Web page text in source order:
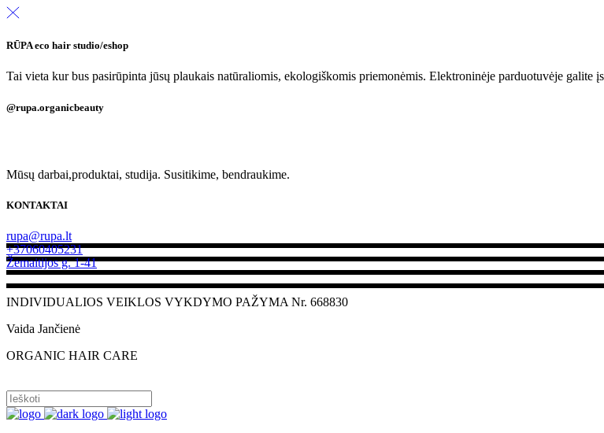
RŪPA eco hair studio/eshop
Tai vieta kur bus pasirūpinta jūsų plaukais natūraliomis, ekologiškomis priemonėmis. Elektroninėje parduotuvėje
@rupa.organicbeauty
Mūsų darbai,produktai, studija. Susitikime, bendraukime.
KONTAKTAI
rupa@rupa.lt
+37060405231
Žemaitijos g. 1-41
INDIVIDUALIOS VEIKLOS VYKDYMO PAŽYMA Nr. 668830
Vaida Jančienė
ORGANIC HAIR CARE